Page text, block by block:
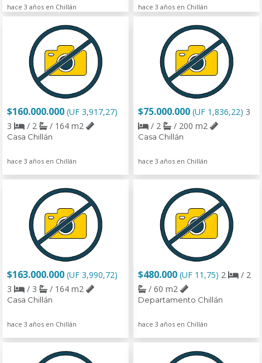
hace 3 años en Chillán hace 3 años en Chillán
$160.000.000 (UF 3,917,27)
3
/ 2 / 164 m2
Casa Chillán
hace 3 años en Chillán
$75.000.000 (UF 1,836,22) 3
/ 2
/ 200 m2
Casa Chillán
hace 3 años en Chillán
$163.000.000 (UF 3,990,72)
3
/ 3 / 164 m2
Casa Chillán
hace 3 años en Chillán
$480.000 (UF 11,75) 2
/ 2
/ 60 m2
Departamento Chillán
hace 3 años en Chillán